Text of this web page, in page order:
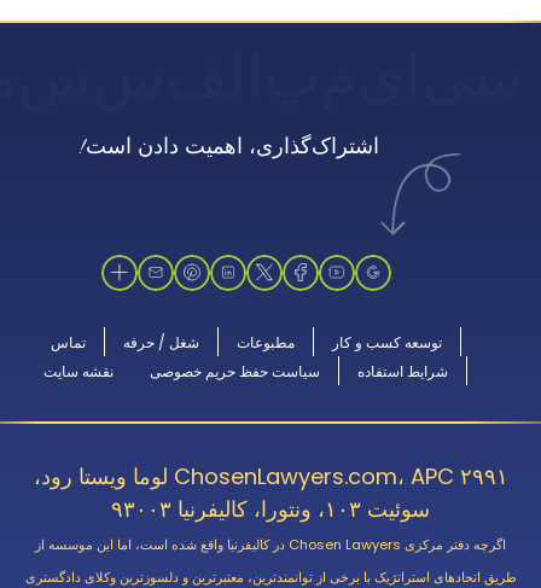
اشتراک‌گذاری، اهمیت دادن است!
توسعه کسب و کار مطبوعات شغل / حرفه
تماس
شرایط استفاده
سیاست حفظ حریم خصوصی نقشه سایت
ChosenLawyers.com، APC ۲۹۹۱ لوما ویستا رود،
سوئیت ۱۰۳، ونتورا، کالیفرنیا ۹۳۰۰۳
اگرچه دفتر مرکزی Chosen Lawyers در کالیفرنیا واقع شده است، اما این موسسه از
طریق اتحادهای استراتژیک با برخی از توانمندترین، معتبرترین و دلسوزترین وکلای دادگستری